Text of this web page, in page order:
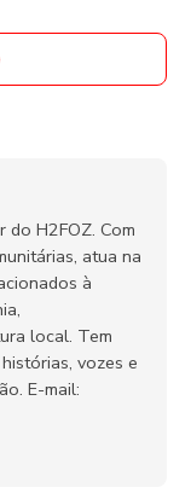
H2FOZ. Com
atua na
à
local. Tem
vozes e
E-mail: